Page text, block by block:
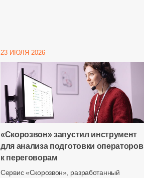
23 ИЮЛЯ 2026
«Скорозвон» запустил инструмент
для анализа подготовки операторов
к переговорам
Сервис «Скорозвон», разработанный